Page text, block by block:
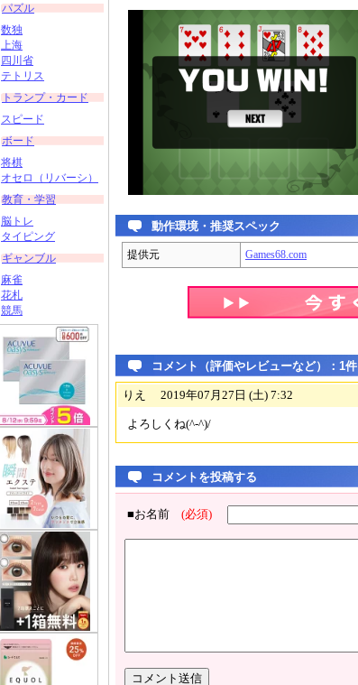
パズル
数独
上海
四川省
テトリス
トランプ・カード
スピード
ボード
将棋
オセロ（リバーシ）
教育・学習
脳トレ
タイピング
ギャンブル
麻雀
花札
競馬
動作環境・推奨スペック
提供元 Games68.com
コメント（評価やレビューなど）：1件
りえ 2019年07月27日 (土) 7:32
よろしくね(^-^)/
コメントを投稿する
■お名前 (必須)